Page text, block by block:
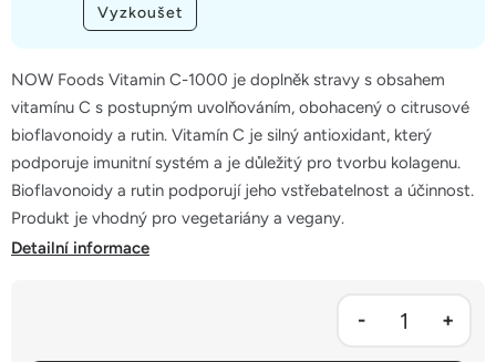
NOW Foods Vitamin C-1000 je doplněk stravy s obsahem
vitamínu C s postupným uvolňováním, obohacený o citrusové
bioflavonoidy a rutin. Vitamín C je silný antioxidant, který
podporuje imunitní systém a je důležitý pro tvorbu kolagenu.
Bioflavonoidy a rutin podporují jeho vstřebatelnost a účinnost.
Produkt je vhodný pro vegetariány a vegany.
Vyzkoušet
Detailní informace